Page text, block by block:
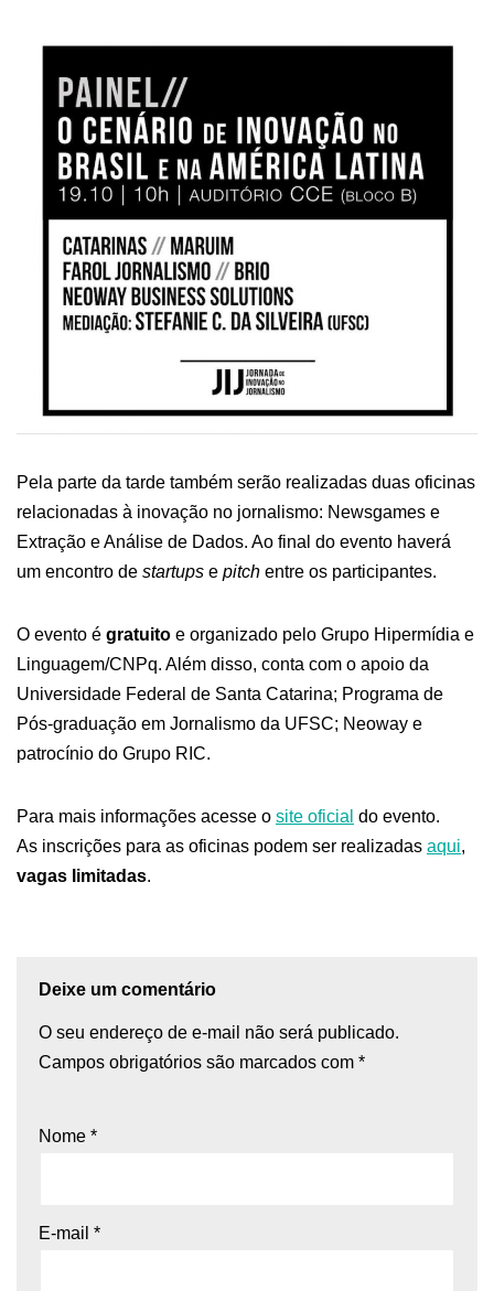
Pela parte da tarde também serão realizadas duas oficinas
relacionadas à inovação no jornalismo: Newsgames e
Extração e Análise de Dados. Ao final do evento haverá
um encontro de startups e pitch entre os participantes.
O evento é gratuito e organizado pelo Grupo Hipermídia e
Linguagem/CNPq. Além disso, conta com o apoio da
Universidade Federal de Santa Catarina; Programa de
Pós-graduação em Jornalismo da UFSC; Neoway e
patrocínio do Grupo RIC.
Para mais informações acesse o site oficial do evento.
As inscrições para as oficinas podem ser realizadas aqui,
vagas limitadas.
Deixe um comentário
O seu endereço de e-mail não será publicado.
Campos obrigatórios são marcados com *
Nome *
E-mail *